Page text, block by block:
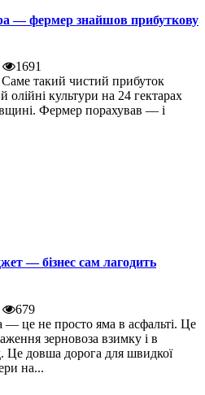
— фермер знайшов прибуткову
1691
Саме такий чистий прибуток
олійні культури на 24 гектарах
Фермер порахував — і
— бізнес сам лагодить
679
це не просто яма в асфальті. Це
зерновоза взимку і в
Це довша дорога для швидкої
на...